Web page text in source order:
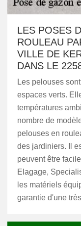
LES POSES
ROULEAU
VILLE DE
DANS LE
Les pelouses
espaces verts.
températures
nombre de
pelouses en
des jardiniers. Il
peuvent être
Elagage,
les matériels
garantie d'une